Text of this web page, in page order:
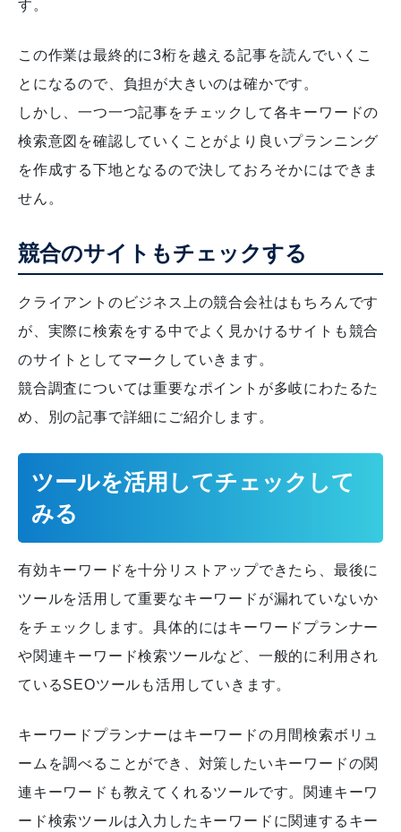
す。
この作業は最終的に3桁を越える記事を読んでいくこ
とになるので、負担が大きいのは確かです。
しかし、一つ一つ記事をチェックして各キーワードの
検索意図を確認していくことがより良いプランニング
を作成する下地となるので決しておろそかにはできま
せん。
競合のサイトもチェックする
クライアントのビジネス上の競合会社はもちろんです
が、実際に検索をする中でよく見かけるサイトも競合
のサイトとしてマークしていきます。
競合調査については重要なポイントが多岐にわたるた
め、別の記事で詳細にご紹介します。
ツールを活用してチェックして
みる
有効キーワードを十分リストアップできたら、最後に
ツールを活用して重要なキーワードが漏れていないか
をチェックします。具体的にはキーワードプランナー
や関連キーワード検索ツールなど、一般的に利用され
ているSEOツールも活用していきます。
キーワードプランナーはキーワードの月間検索ボリュ
ームを調べることができ、対策したいキーワードの関
連キーワードも教えてくれるツールです。関連キーワ
ード検索ツールは入力したキーワードに関連するキー